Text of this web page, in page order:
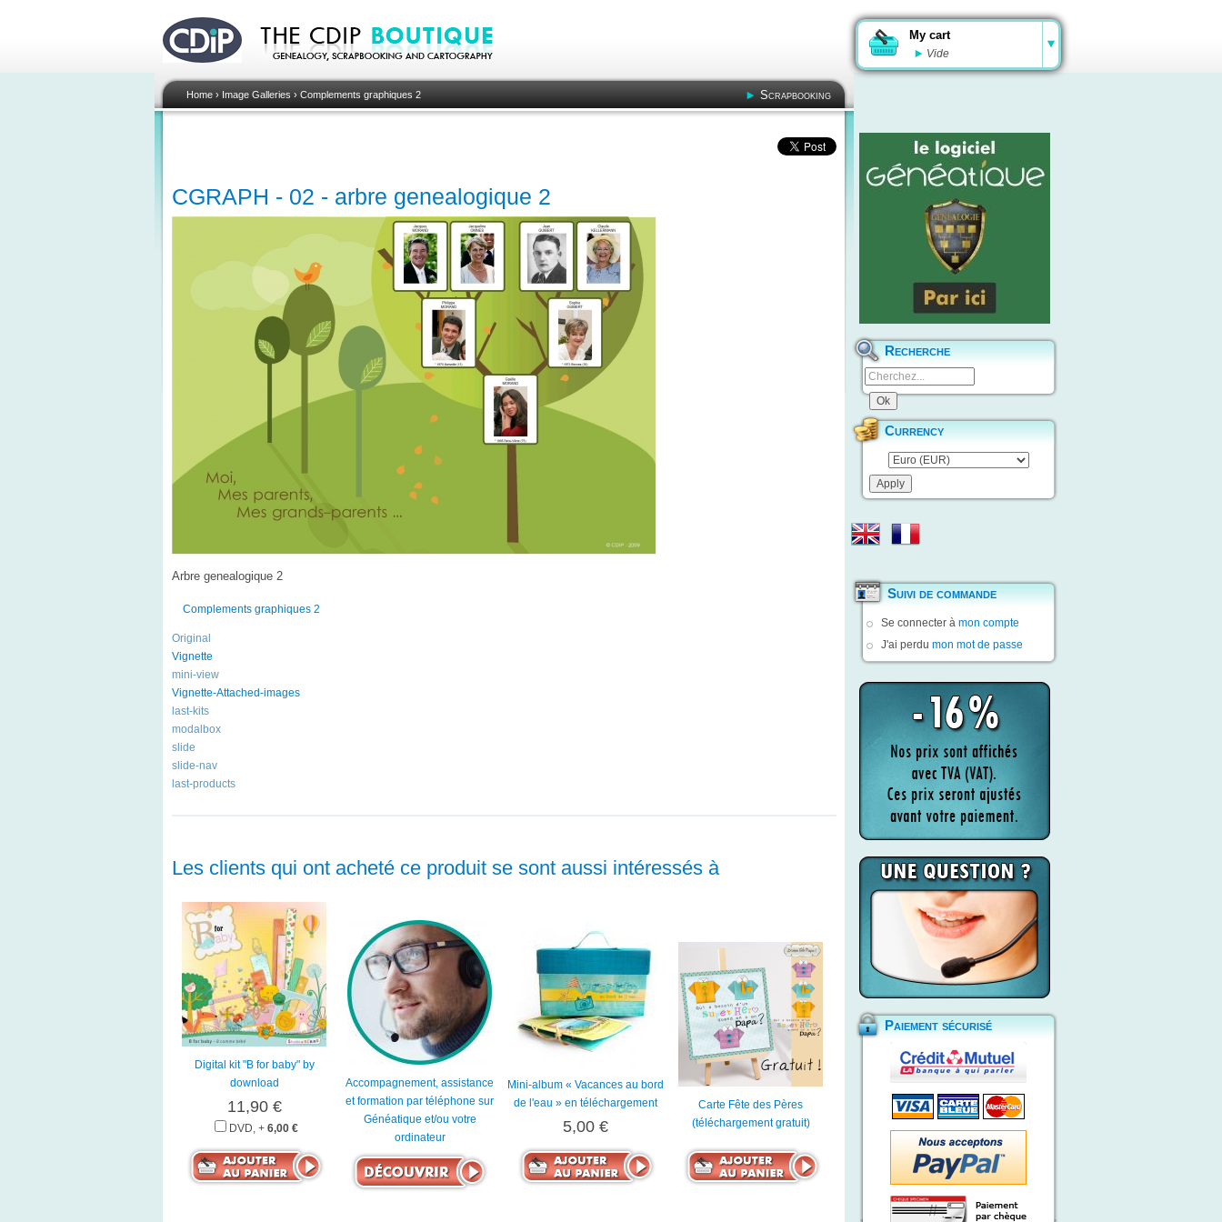
My cart
Vide
Home› Image Galleries › Complements graphiques 2 Scrapbooking
CGRAPH - 02 - arbre genealogique 2
Arbre genealogique 2
Complements graphiques 2
Original
Vignette
mini-view
Vignette-Attached-images
last-kits
modalbox
slide
slide-nav
last-products
Les clients qui ont acheté ce produit se sont aussi intéressés à
Digital kit "B for baby" by
download
11,90 €
DVD, + 6,00 €
Accompagnement, assistance
et formation par téléphone sur
Généatique et/ou votre
ordinateur
Mini-album « Vacances au bord
de l'eau » en téléchargement
5,00 €
Carte Fête des Pères
(téléchargement gratuit)
Recherche
Currency
Suivi de commande
Se connecter à mon compte
J'ai perdu mon mot de passe
Paiement sécurisé